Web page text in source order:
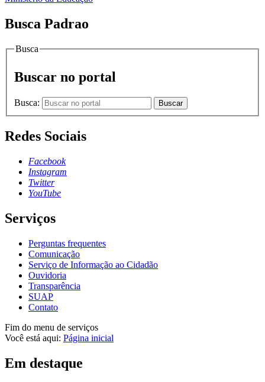
Busca Padrao
Busca
Buscar no portal
Busca: Buscar
Redes Sociais
Facebook
Instagram
Twitter
YouTube
Serviços
Perguntas frequentes
Comunicação
Serviço de Informação ao Cidadão
Ouvidoria
Transparência
SUAP
Contato
Fim do menu de serviços
Você está aqui: Página inicial
Em destaque